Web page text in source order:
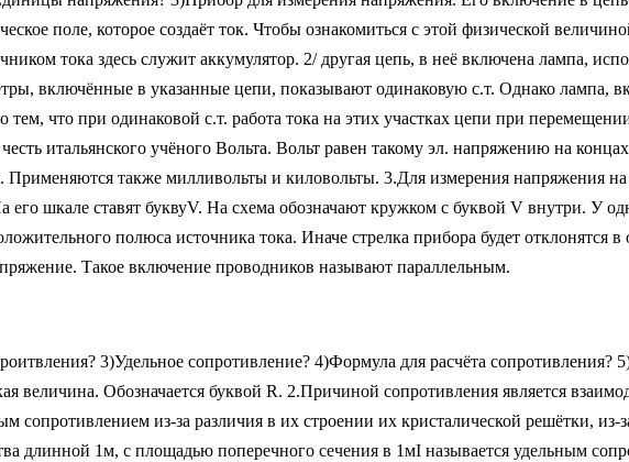
поле, которое создаёт ток. Чтобы ознакомиться с этой физической
тока здесь служит аккумулятор. 2/ другая цепь, в неё включена лампа,
включённые в указанные цепи, показывают одинаковую с.т. Однако лампа,
тем, что при одинаковой с.т. работа тока на этих участках цепи при
итальянского учёного Вольта. Вольт равен такому эл. напряжению на
также милливольты и киловольты. 3.Для измерения напряжения на
шкале ставят буквуV. На схема обозначают кружком с буквой V внутри. У
полюса источника тока. Иначе стрелка прибора будет отклонятся
Такое включение проводников называют параллельным.
3)Удельное сопротивление? 4)Формула для расчёта сопротивления?
величина. Обозначается буквой R. 2.Причиной сопротивления является
сопротивлением из-за различия в их строении их кристалической решётки,
длинной 1м, с площадью поперечного сечения в 1мІ называется удельным